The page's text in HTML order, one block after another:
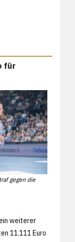
für
gegen die
weiterer
11.111 Euro